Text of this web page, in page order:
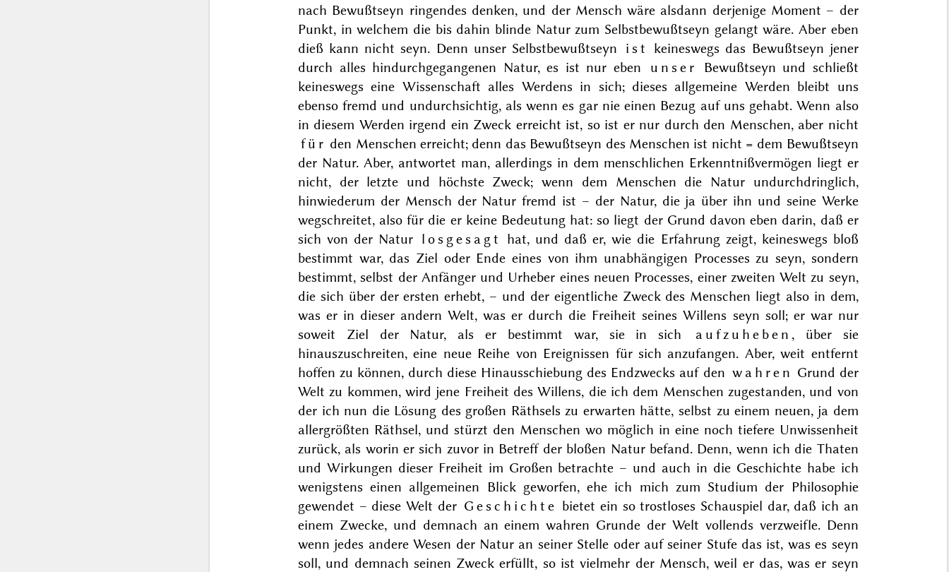
nach Bewußtseyn ringendes denken, und der Mensch wäre alsdann derjenige Moment – der
Punkt, in welchem die bis dahin blinde Natur zum Selbstbewußtseyn gelangt wäre. Aber eben
dieß kann nicht seyn. Denn unser Selbstbewußtseyn
ist
keineswegs das Bewußtseyn jener
durch alles hindurchgegangenen Natur, es ist nur eben
unser
Bewußtseyn und schließt
keineswegs eine Wissenschaft alles Werdens in sich; dieses allgemeine Werden bleibt uns
ebenso fremd und undurchsichtig, als wenn es gar nie einen Bezug auf uns gehabt. Wenn also
in diesem Werden irgend ein Zweck erreicht ist, so ist er nur durch den Menschen, aber nicht
für den Menschen erreicht; denn das Bewußtseyn des Menschen ist nicht = dem Bewußtseyn
der Natur. Aber, antwortet man, allerdings in dem menschlichen Erkenntnißvermögen liegt er
nicht, der letzte und höchste Zweck; wenn dem Menschen die Natur undurchdringlich,
hinwiederum der Mensch der Natur fremd ist – der Natur, die ja über ihn und seine Werke
wegschreitet, also für die er keine Bedeutung hat: so liegt der Grund davon eben darin, daß er
sich von der Natur losgesagt
hat, und daß er, wie die Erfahrung zeigt, keineswegs bloß
bestimmt war, das Ziel oder Ende eines von ihm unabhängigen Processes zu seyn, sondern
bestimmt, selbst der Anfänger und Urheber eines neuen Processes, einer zweiten Welt zu seyn,
die sich über der ersten erhebt, – und der eigentliche Zweck des Menschen liegt also in dem,
was er in dieser andern Welt, was er durch die Freiheit seines Willens seyn soll; er war nur
soweit Ziel der Natur, als er bestimmt war, sie in sich
aufzuheben , über sie
hinauszuschreiten, eine neue Reihe von Ereignissen für sich anzufangen. Aber, weit entfernt
hoffen zu können, durch diese Hinausschiebung des Endzwecks auf den wahren Grund der
Welt zu kommen, wird jene Freiheit des Willens, die ich dem Menschen zugestanden, und von
der ich nun die Lösung des großen Räthsels zu erwarten hätte, selbst zu einem neuen, ja dem
allergrößten Räthsel, und stürzt den Menschen wo möglich in eine noch tiefere Unwissenheit
zurück, als worin er sich zuvor in Betreff der bloßen Natur befand. Denn, wenn ich die Thaten
und Wirkungen dieser Freiheit im Großen betrachte – und auch in die Geschichte habe ich
wenigstens einen allgemeinen Blick geworfen, ehe ich mich zum Studium der Philosophie
gewendet – diese Welt der Geschichte bietet ein so trostloses Schauspiel dar, daß ich an
einem Zwecke, und demnach an einem wahren Grunde der Welt vollends verzweifle. Denn
wenn jedes andere Wesen der Natur an seiner Stelle oder auf seiner Stufe das ist, was es seyn
soll, und demnach seinen Zweck erfüllt, so ist vielmehr der Mensch, weil er das, was er seyn